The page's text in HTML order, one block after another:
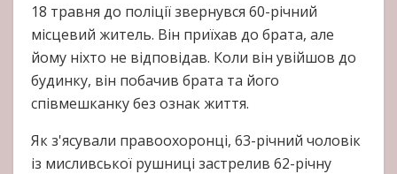
18 травня до поліції звернувся 60-річний
місцевий житель. Він приїхав до брата, але
йому ніхто не відповідав. Коли він увійшов до
будинку, він побачив брата та його
співмешканку без ознак життя.
Як з'ясували правоохоронці, 63-річний чоловік
із мисливської рушниці застрелив 62-річну